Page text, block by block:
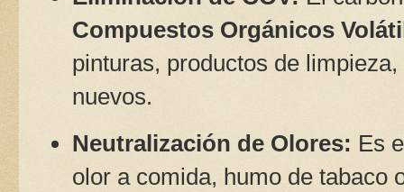
Compuestos Orgánicos
pinturas, productos de
nuevos.
Neutralización de Olores: Es
olor a comida, humo de tabaco